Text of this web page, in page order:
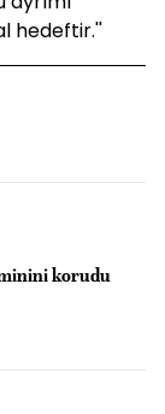
hedeftir.''
korudu